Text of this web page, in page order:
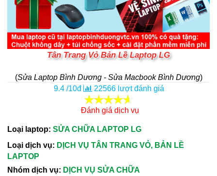
Tân Trang Vỏ Bản Lề Laptop LG
(Sửa Laptop Bình Dương - Sửa Macbook Bình Dương)
9.4/10đ 22566lượt đánh giá
Đánh giá dịch vụ
Loại laptop: SỬA CHỮA LAPTOP LG
Loại dịch vụ: DỊCH VỤ TÂN TRANG VỎ, BẢN LỀ
LAPTOP
Nhóm dịch vụ: DỊCH VỤ SỬA CHỮA